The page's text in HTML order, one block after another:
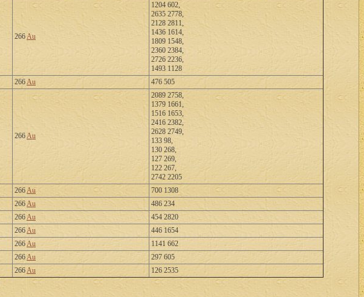
266Au
1204 602,
2635 2778,
2128 2811,
1436 1614,
1809 1548,
2360 2384,
2726 2236,
1493 1128
266Au 476 505
266Au
2089 2758,
1379 1661,
1516 1653,
2416 2382,
2628 2749,
133 98,
130 268,
127 269,
122 267,
2742 2205
266Au
700 1308
266Au
486 234
266Au
454 2820
266Au
446 1654
266Au
1141 662
266Au
297 605
266Au
126 2535